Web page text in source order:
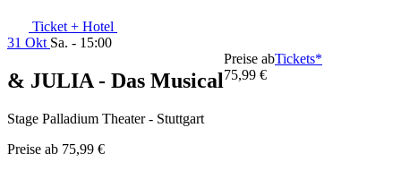
Ticket + Hotel
31 Okt Sa. - 15:00
& JULIA - Das Musical
Stage Palladium Theater - Stuttgart
Preise ab 75,99 €
Preise ab
75,99 €
Tickets*